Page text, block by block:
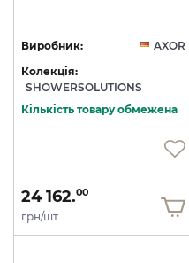
Виробник:
AXOR
Колекція:
SHOWERSOLUTIONS
Кількість товару обмежена
24 162.00
грн/шт